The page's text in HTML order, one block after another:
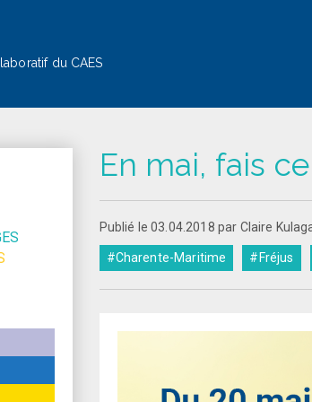
du CAES
En mai, fais
Publié le 03.04.2018 par Claire
#Charente-Maritime #Fréjus